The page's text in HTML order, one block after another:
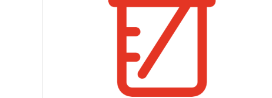
Naczynia laboratoryjne